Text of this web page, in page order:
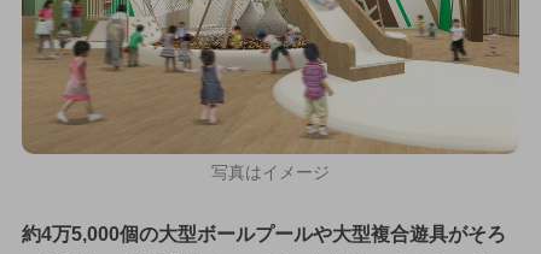
写真はイメージ
約4万5,000個の大型ボールプールや大型複合遊具がそろ